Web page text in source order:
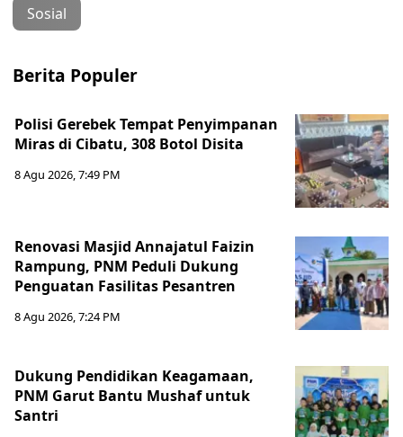
Sosial
Berita Populer
Polisi Gerebek Tempat Penyimpanan
Miras di Cibatu, 308 Botol Disita
8 Agu 2026, 7:49 PM
Renovasi Masjid Annajatul Faizin
Rampung, PNM Peduli Dukung
Penguatan Fasilitas Pesantren
8 Agu 2026, 7:24 PM
Dukung Pendidikan Keagamaan,
PNM Garut Bantu Mushaf untuk
Santri